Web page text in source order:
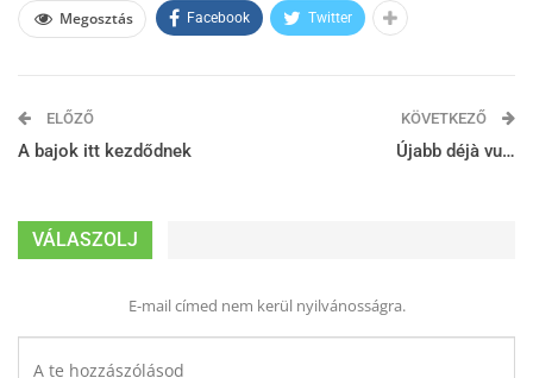
Megosztás Facebook Twitter
ELŐZŐ
A bajok itt kezdődnek
KÖVETKEZŐ
Újabb déjà vu…
VÁLASZOLJ
E-mail címed nem kerül nyilvánosságra.